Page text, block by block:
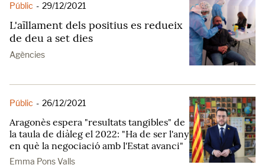
Públic - 29/12/2021
L'aïllament dels positius es redueix
de deu a set dies
Agències
Públic - 26/12/2021
Aragonès espera "resultats tangibles" de
la taula de diàleg el 2022: "Ha de ser l'any
en què la negociació amb l'Estat avanci"
Emma Pons Valls